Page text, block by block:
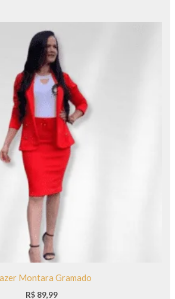
Montara Gramado
R$ 89,99